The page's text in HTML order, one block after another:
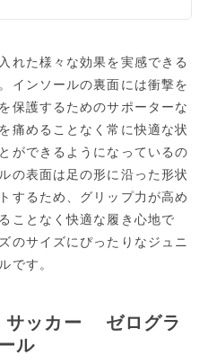
れた様々な効果を実感できる
インソールの裏面には衝撃を
保護するためのサポーターな
痛めることなく常に快適な状
ができるようになっているの
の表面は足の形に沿った形状
するため、グリップ力が高め
ことなく快適な履き心地で
のサイズにぴったりなジュニ
です。
ッカー ゼログラ
ル